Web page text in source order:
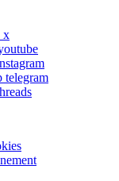
x
telegram